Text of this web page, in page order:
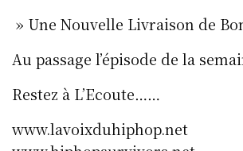
» Une Nouvelle Livraison de
Au passage l’épisode de la
Restez à L’Ecoute……
www.lavoixduhiphop.net